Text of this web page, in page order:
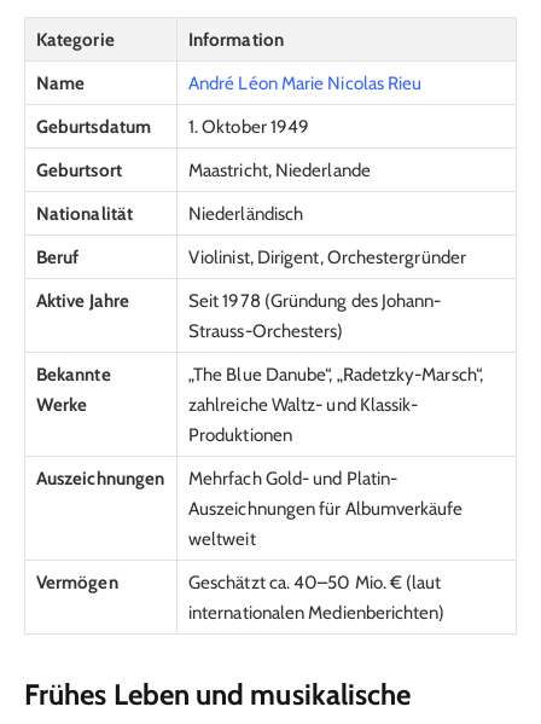
Kategorie
Information
Name
André Léon Marie Nicolas Rieu
Geburtsdatum
1. Oktober 1949
Geburtsort
Maastricht, Niederlande
Nationalität
Niederländisch
Beruf
Violinist, Dirigent, Orchestergründer
Aktive Jahre
Seit 1978 (Gründung des Johann-
Strauss-Orchesters)
Bekannte
Werke
„The Blue Danube“, „Radetzky-Marsch“,
zahlreiche Waltz- und Klassik-
Produktionen
Auszeichnungen
Mehrfach Gold- und Platin-
Auszeichnungen für Albumverkäufe
weltweit
Vermögen
Geschätzt ca. 40–50 Mio. € (laut
internationalen Medienberichten)
Frühes Leben und musikalische